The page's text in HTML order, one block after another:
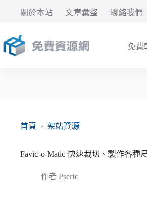
要
內
關於本站 文章彙整 聯絡我們
免費
首頁 › 架站資源
Favic-o-Matic 快速裁切、製作各種
作者 Pseric